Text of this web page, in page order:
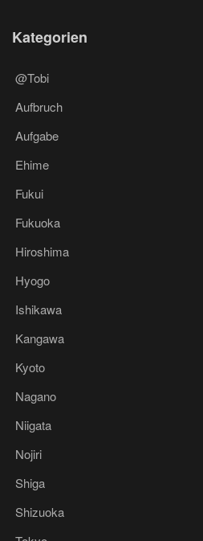
Kategorien
@Tobi
Aufbruch
Aufgabe
Ehime
Fukui
Fukuoka
Hiroshima
Hyogo
Ishikawa
Kangawa
Kyoto
Nagano
Niigata
Nojiri
Shiga
Shizuoka